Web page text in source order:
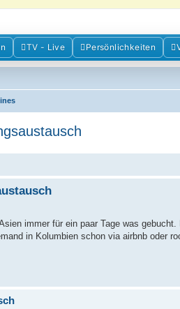
Freunde Kolumbiens
Austausch, Erfahrungen und
TV - Live Persönlichkeiten
immer für ein paar Tage was
in Kolumbien schon via airbnb oder